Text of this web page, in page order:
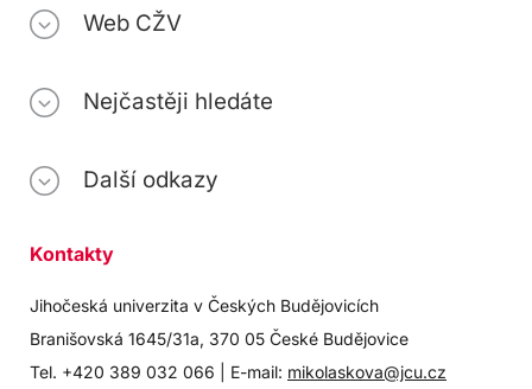
Web CŽV
Nejčastěji hledáte
Další odkazy
Kontakty
Jihočeská univerzita v Českých Budějovicích
Branišovská 1645/31a, 370 05 České Budějovice
Tel. +420 389 032 066 | E-mail: mikolaskova@jcu.cz